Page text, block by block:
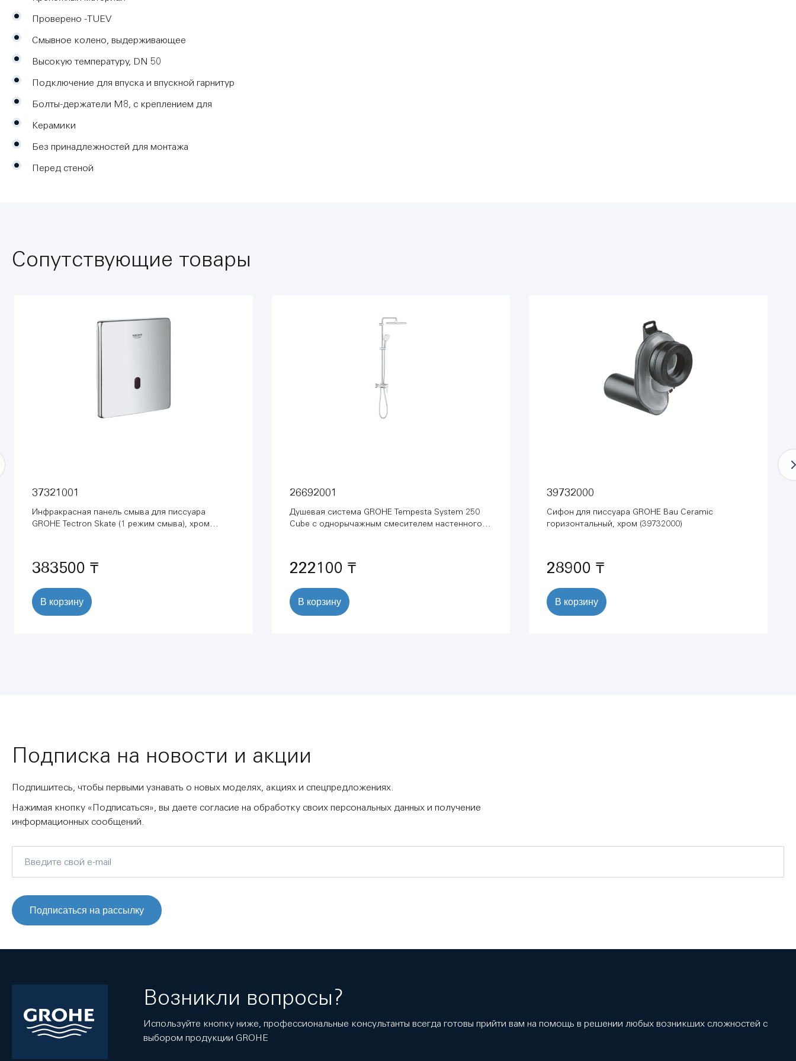
Проверено -TUEV
Смывное колено, выдерживающее
Высокую температуру, DN 50
Подключение для впуска и впускной гарнитур
Болты-держатели M8, с креплением для
Керамики
Без принадлежностей для монтажа
Перед стеной
Сопутствующие товары
37321001
Инфракрасная панель смыва для писсуара
GROHE Tectron Skate (1 режим смыва), хром
383500 ₸
В корзину
26692001
Душевая система GROHE Tempesta System 250
Cube с однорычажным смесителем настенного
222100 ₸
В корзину
39732000
Сифон для писсуара GROHE Bau Ceramic
горизонтальный, хром (39732000)
28900 ₸
В корзину
Подписка на новости и акции
Подпишитесь, чтобы первыми узнавать о новых моделях, акциях и спецпредложениях.
Нажимая кнопку «Подписаться», вы даете согласие на обработку своих персональных данных и получение
информационных сообщений.
Подписаться на рассылку
Возникли вопросы?
Используйте кнопку ниже, профессиональные консультанты всегда готовы прийти вам на помощь в решении любых возникших сложностей с
выбором продукции GROHE